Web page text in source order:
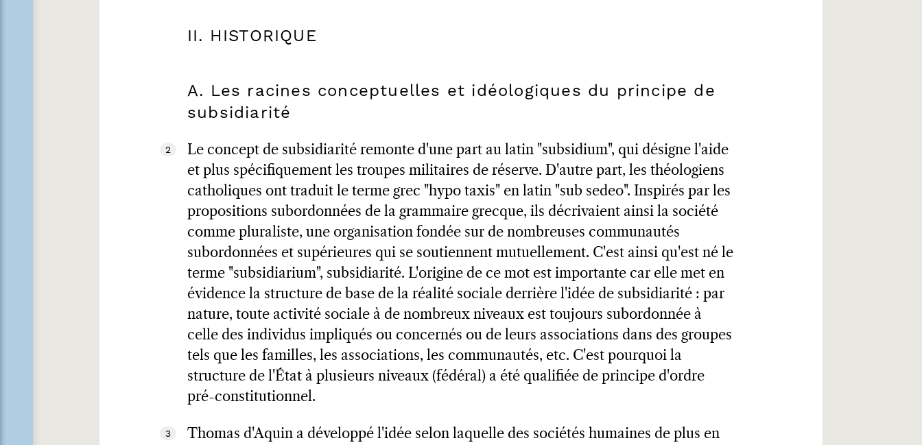
II. HISTORIQUE
A. Les racines conceptuelles et idéologiques du principe de
subsidiarité
2
Le concept de subsidiarité remonte d'une part au latin "subsidium", qui désigne l'aide
et plus spécifiquement les troupes militaires de réserve. D'autre part, les théologiens
catholiques ont traduit le terme grec "hypo taxis" en latin "sub sedeo". Inspirés par les
propositions subordonnées de la grammaire grecque, ils décrivaient ainsi la société
comme pluraliste, une organisation fondée sur de nombreuses communautés
subordonnées et supérieures qui se soutiennent mutuellement. C'est ainsi qu'est né le
terme "subsidiarium", subsidiarité. L'origine de ce mot est importante car elle met en
évidence la structure de base de la réalité sociale derrière l'idée de subsidiarité : par
nature, toute activité sociale à de nombreux niveaux est toujours subordonnée à
celle des individus impliqués ou concernés ou de leurs associations dans des groupes
tels que les familles, les associations, les communautés, etc. C'est pourquoi la
structure de l'État à plusieurs niveaux (fédéral) a été qualifiée de principe d'ordre
pré-constitutionnel.
3
Thomas d'Aquin a développé l'idée selon laquelle des sociétés humaines de plus en